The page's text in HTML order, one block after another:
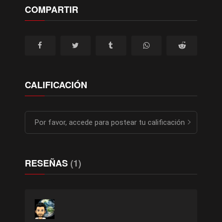
COMPARTIR
CALIFICACIÓN
Por favor, accede para postear tu calificación
RESEÑAS(1)